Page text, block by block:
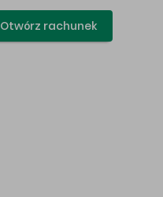
Otwórz rachunek